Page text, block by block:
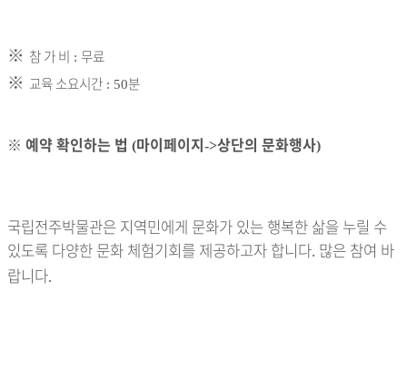
※ 참 가 비 : 무료
※ 교육 소요시간 : 50분
※ 예약 확인하는 법 (마이페이지->상단의 문화행사)
국립전주박물관은 지역민에게 문화가 있는 행복한 삶을 누릴 수
있도록 다양한 문화 체험기회를 제공하고자 합니다. 많은 참여 바
랍니다.